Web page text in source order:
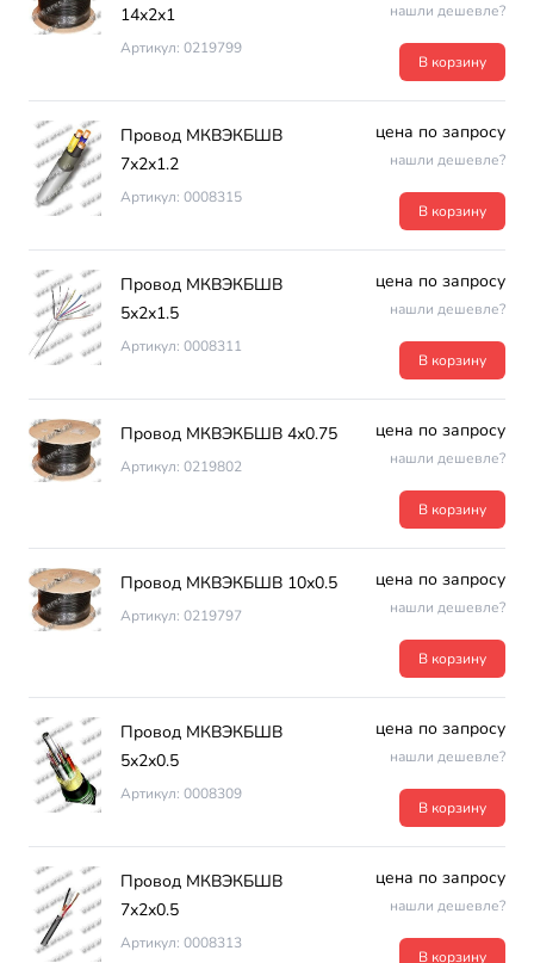
14х2х1
Артикул: 0219799
нашли дешевле?
В корзину
Провод МКВЭКБШВ
7х2х1.2
Артикул: 0008315
цена по запросу
нашли дешевле?
В корзину
Провод МКВЭКБШВ
5х2х1.5
Артикул: 0008311
цена по запросу
нашли дешевле?
В корзину
Провод МКВЭКБШВ 4х0.75
Артикул: 0219802
цена по запросу
нашли дешевле?
В корзину
Провод МКВЭКБШВ 10х0.5
Артикул: 0219797
цена по запросу
нашли дешевле?
В корзину
Провод МКВЭКБШВ
5х2х0.5
Артикул: 0008309
цена по запросу
нашли дешевле?
В корзину
Провод МКВЭКБШВ
7х2х0.5
Артикул: 0008313
цена по запросу
нашли дешевле?
В корзину